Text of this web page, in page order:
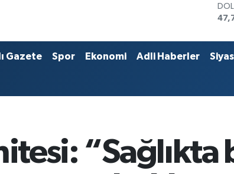
Gazete Spor Ekonomi Adli Haberler
“Sağlıkta